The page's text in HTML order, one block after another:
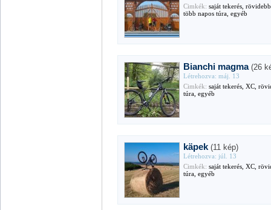
Cimkék: saját tekerés,
több napos túra, egyéb
Bianchi magma (26
Létrehozva: máj. 13
Cimkék: saját tekerés, XC,
túra, egyéb
käpek (11 kép)
Létrehozva: júl. 13
Cimkék: saját tekerés, XC,
túra, egyéb